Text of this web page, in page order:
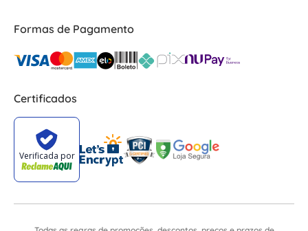
Formas de Pagamento
Certificados